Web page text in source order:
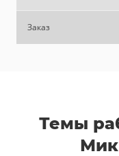
Заказ
Темы